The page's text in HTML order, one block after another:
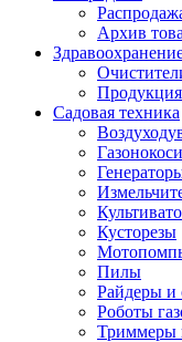
Архив
Садовая техника
Кусторезы
Пилы
Райдеры и
Роботы
Триммеры